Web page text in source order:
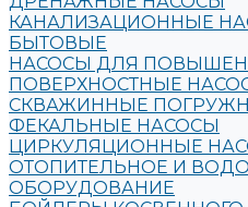
КАНАЛИЗАЦИОННЫЕ
БЫТОВЫЕ
НАСОСЫ ДЛЯ
ПОВЕРХНОСТНЫЕ
СКВАЖИННЫЕ
ФЕКАЛЬНЫЕ НАСОСЫ
ЦИРКУЛЯЦИОННЫЕ
ОТОПИТЕЛЬНОЕ И
ОБОРУДОВАНИЕ